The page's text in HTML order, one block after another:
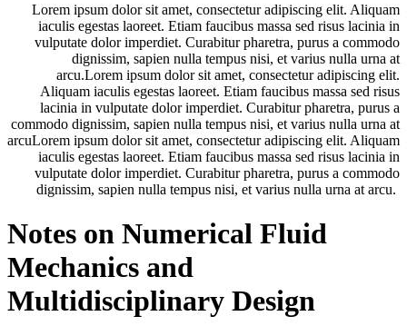
Lorem ipsum dolor sit amet, consectetur adipiscing elit. Aliquam
iaculis egestas laoreet. Etiam faucibus massa sed risus lacinia in
vulputate dolor imperdiet. Curabitur pharetra, purus a commodo
dignissim, sapien nulla tempus nisi, et varius nulla urna at
arcu.Lorem ipsum dolor sit amet, consectetur adipiscing elit.
Aliquam iaculis egestas laoreet. Etiam faucibus massa sed risus
lacinia in vulputate dolor imperdiet. Curabitur pharetra, purus a
commodo dignissim, sapien nulla tempus nisi, et varius nulla urna at
arcuLorem ipsum dolor sit amet, consectetur adipiscing elit. Aliquam
iaculis egestas laoreet. Etiam faucibus massa sed risus lacinia in
vulputate dolor imperdiet. Curabitur pharetra, purus a commodo
dignissim, sapien nulla tempus nisi, et varius nulla urna at arcu.
Notes on Numerical Fluid
Mechanics and
Multidisciplinary Design